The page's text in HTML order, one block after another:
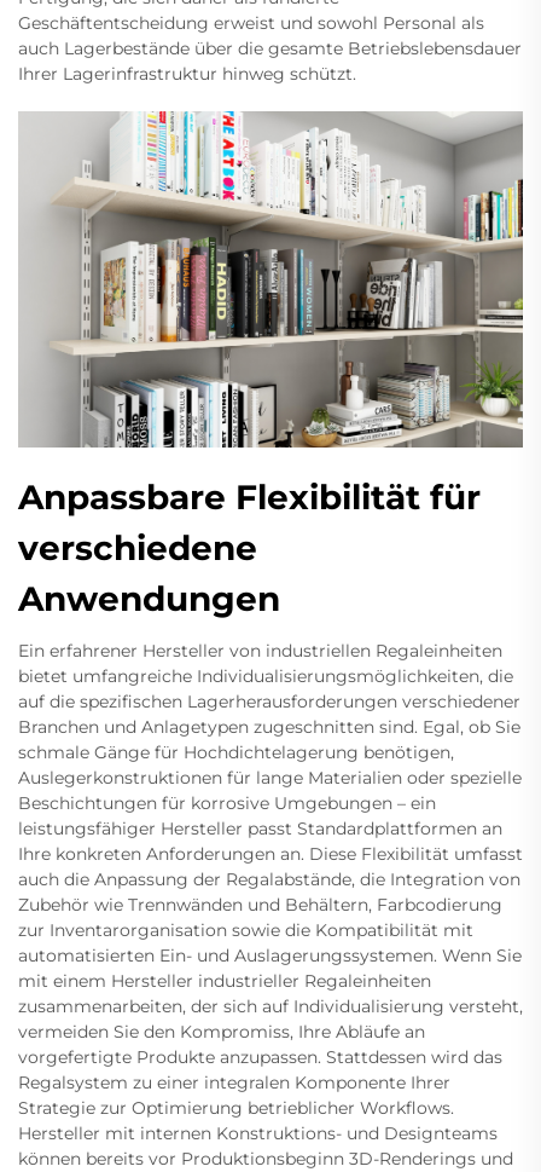
Geschäftentscheidung erweist und sowohl Personal als
auch Lagerbestände über die gesamte Betriebslebensdauer
Ihrer Lagerinfrastruktur hinweg schützt.
Anpassbare Flexibilität für
verschiedene
Anwendungen
Ein erfahrener Hersteller von industriellen Regaleinheiten
bietet umfangreiche Individualisierungsmöglichkeiten, die
auf die spezifischen Lagerherausforderungen verschiedener
Branchen und Anlagetypen zugeschnitten sind. Egal, ob Sie
schmale Gänge für Hochdichtelagerung benötigen,
Auslegerkonstruktionen für lange Materialien oder spezielle
Beschichtungen für korrosive Umgebungen – ein
leistungsfähiger Hersteller passt Standardplattformen an
Ihre konkreten Anforderungen an. Diese Flexibilität umfasst
auch die Anpassung der Regalabstände, die Integration von
Zubehör wie Trennwänden und Behältern, Farbcodierung
zur Inventarorganisation sowie die Kompatibilität mit
automatisierten Ein- und Auslagerungssystemen. Wenn Sie
mit einem Hersteller industrieller Regaleinheiten
zusammenarbeiten, der sich auf Individualisierung versteht,
vermeiden Sie den Kompromiss, Ihre Abläufe an
vorgefertigte Produkte anzupassen. Stattdessen wird das
Regalsystem zu einer integralen Komponente Ihrer
Strategie zur Optimierung betrieblicher Workflows.
Hersteller mit internen Konstruktions- und Designteams
können bereits vor Produktionsbeginn 3D-Renderings und